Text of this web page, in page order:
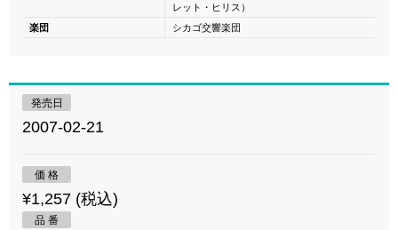
レット・ヒリス）
楽団
シカゴ交響楽団
発売日
2007-02-21
価 格
¥1,257 (税込)
品 番